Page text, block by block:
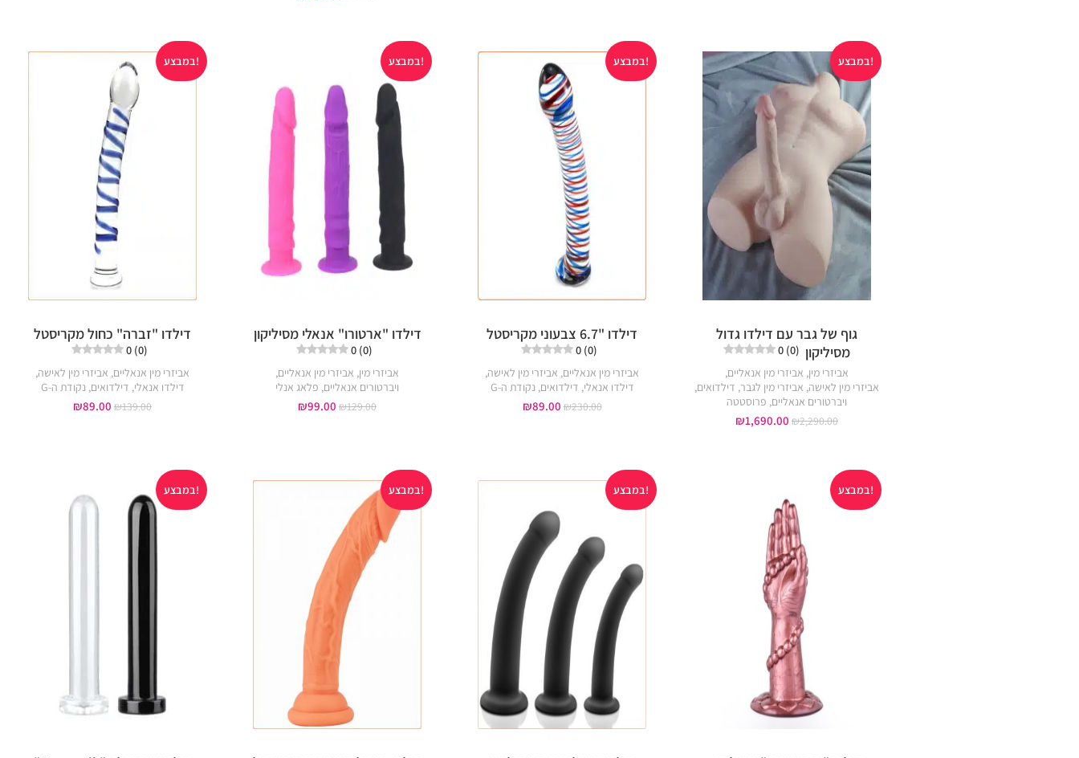
במבצע!
גוף של גבר עם דילדו גדול
מסיליקון 0 (0)
אביזרי מין, אביזרי מין אנאליים,
אביזרי מין לאישה, אביזרי מין לגבר, דילדואים,
ויברטורים אנאליים, פרוסטטה
₪2,290.00
₪1,690.00
במבצע!
דילדו "6.7 צבעוני מקריסטל
0 (0)
אביזרי מין אנאליים, אביזרי מין לאישה,
דילדו אנאלי, דילדואים, נקודת ה-G
₪230.00
₪89.00
במבצע!
דילדו "ארטורו" אנאלי מסיליקון
0 (0)
אביזרי מין, אביזרי מין אנאליים,
ויברטורים אנאליים, פלאג אנלי
₪129.00
₪99.00
במבצע!
דילדו "זברה" כחול מקריסטל
0 (0)
אביזרי מין אנאליים, אביזרי מין לאישה,
דילדו אנאלי, דילדואים, נקודת ה-G
₪139.00
₪89.00
במבצע! במבצע! במבצע! במבצע!